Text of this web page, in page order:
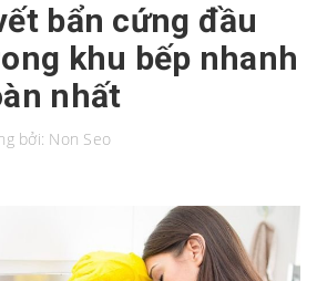
bẩn cứng đầu
khu bếp nhanh
nhất
bởi: Non Seo